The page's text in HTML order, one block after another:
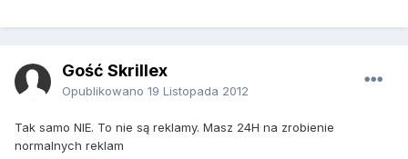
Gość Skrillex
Opublikowano 19 Listopada 2012
Tak samo NIE. To nie są reklamy. Masz 24H na zrobienie
normalnych reklam